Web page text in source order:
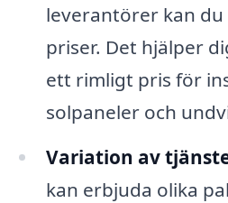
leverantörer kan
priser. Det hjälper
ett rimligt pris för
solpaneler och
Variation av
kan erbjuda olika